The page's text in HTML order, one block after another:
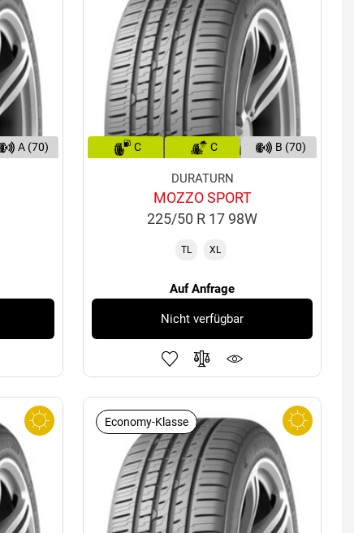
A (70) C C B (70)
DURATURN
MOZZO SPORT
225/50 R 17 98W
TL XL
Auf Anfrage
Nicht verfügbar
Economy-Klasse